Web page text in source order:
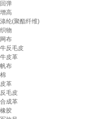
回弹
增高
涤纶(聚酯纤维)
织物
网布
牛反毛皮
牛皮革
帆布
棉
皮革
反毛皮
合成革
橡胶